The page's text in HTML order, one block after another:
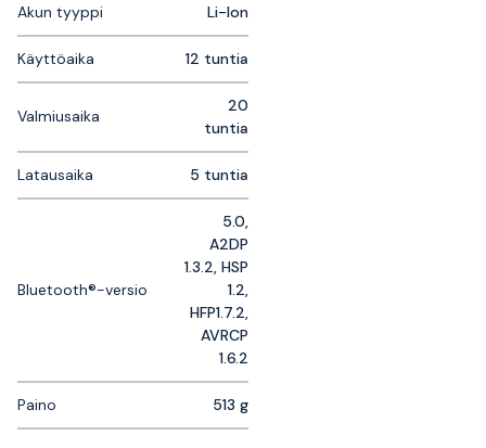
Akun tyyppi Li-Ion
Käyttöaika 12 tuntia
Valmiusaika
20
tuntia
Latausaika 5 tuntia
Bluetooth®-versio
5.0,
A2DP
1.3.2, HSP
1.2,
HFP1.7.2,
AVRCP
1.6.2
Paino 513 g